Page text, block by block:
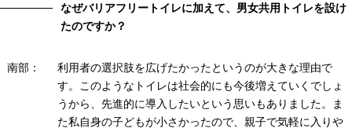
なぜバリアフリートイレに加えて、男女共用トイレを設け
たのですか？
南部：
利用者の選択肢を広げたかったというのが大きな理由で
す。このようなトイレは社会的にも今後増えていくでしょ
うから、先進的に導入したいという思いもありました。ま
た私自身の子どもが小さかったので、親子で気軽に入りや